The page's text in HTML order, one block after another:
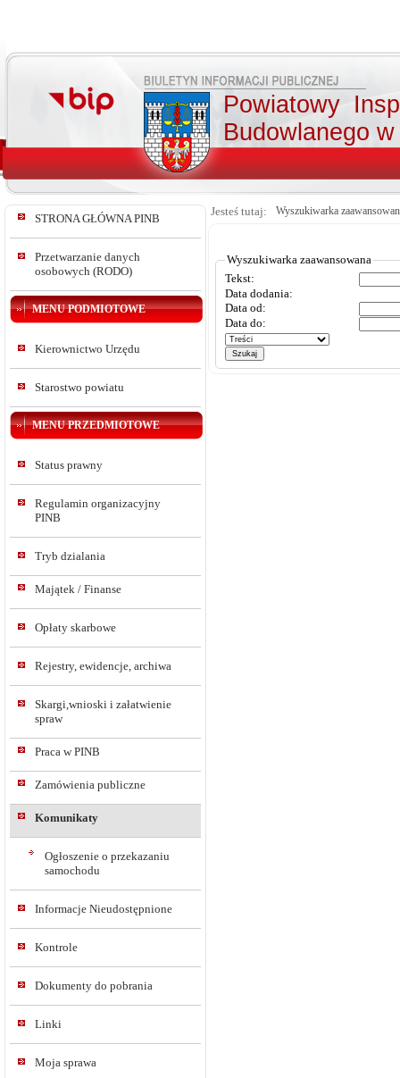
Powiatowy
Budowlanego w
STRONA GŁÓWNA PINB
Przetwarzanie danych
osobowych (RODO)
MENU PODMIOTOWE
Kierownictwo Urzędu
Starostwo powiatu
MENU PRZEDMIOTOWE
Status prawny
Regulamin organizacyjny
PINB
Tryb dzialania
Majątek / Finanse
Opłaty skarbowe
Rejestry, ewidencje, archiwa
Skargi,wnioski i załatwienie
spraw
Praca w PINB
Zamówienia publiczne
Komunikaty
Ogłoszenie o przekazaniu
samochodu
Informacje Nieudostępnione
Kontrole
Dokumenty do pobrania
Linki
Moja sprawa
Jesteś tutaj: Wyszukiwarka
Wyszukiwarka zaawansowana
Tekst:
Data dodania:
Data od:
Data do: